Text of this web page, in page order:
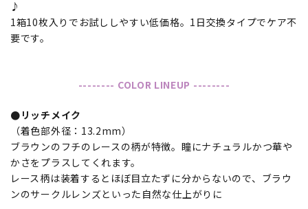
♪
1箱10枚入りでお試ししやすい低価格。1日交換タイプでケア不
要です。
-------- COLOR LINEUP --------
●リッチメイク
（着色部外径：13.2mm）
ブラウンのフチのレースの柄が特徴。瞳にナチュラルかつ華や
かさをプラスしてくれます。
レース柄は装着するとほぼ目立たずに分からないので、ブラウ
ンのサークルレンズといった自然な仕上がりに